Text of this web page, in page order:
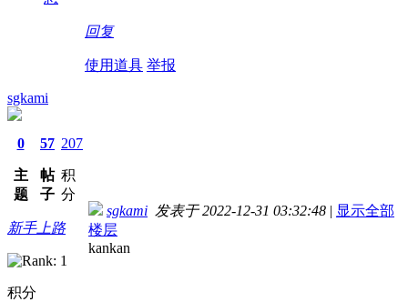
回复
使用道具 举报
sgkami
0
主
题
57
帖
子
207
积
分
新手上路
积分
sgkami 发表于 2022-12-31 03:32:48 | 显示全部
楼层
kankan